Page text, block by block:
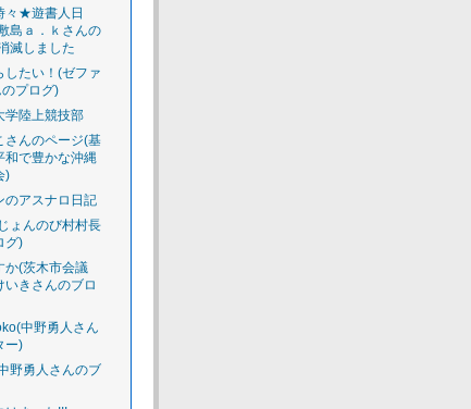
々★遊書人日
島ａ．ｋさんの
滅しました
したい！(ゼファ
プログ)
学陸上競技部
さんのページ(基
和で豊かな沖縄
)
のアスナロ日記
ょんのび村村長
グ)
か(茨木市会議
いきさんのブロ
中野勇人さん
ー)
野勇人さんのブ